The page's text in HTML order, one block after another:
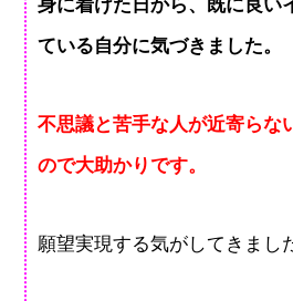
身に着けた日から、既に良い
ている自分に気づきました。
不思議と苦手な人が近寄らな
ので大助かりです。
願望実現する気がしてきまし